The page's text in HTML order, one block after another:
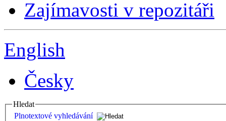
Zajímavosti v repozitáři
English
Česky
Hledat
Plnotextové vyhledávání